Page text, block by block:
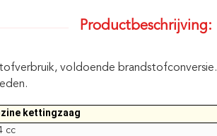
Productbeschrijving:
voldoende brandstofconversie.
kettingzaag
cc